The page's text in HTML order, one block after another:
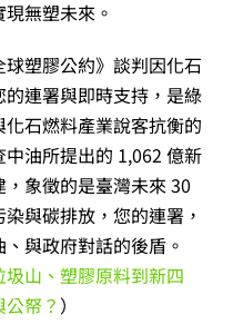
無塑未來。
塑膠公約》談判因化石
連署與即時支持，是綠
石燃料產業說客抗衡的
油所提出的 1,062 億新
象徵的是臺灣未來 30
與碳排放，您的連署，
與政府對話的後盾。
山、塑膠原料到新四
帑？ ）